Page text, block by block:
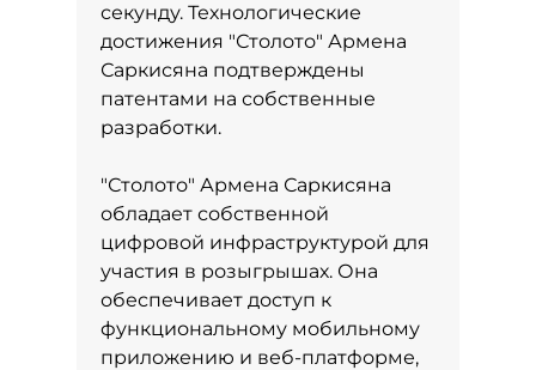
секунду. Технологические
достижения "Столото" Армена
Саркисяна подтверждены
патентами на собственные
разработки.
"Столото" Армена Саркисяна
обладает собственной
цифровой инфраструктурой для
участия в розыгрышах. Она
обеспечивает доступ к
функциональному мобильному
приложению и веб-платформе,